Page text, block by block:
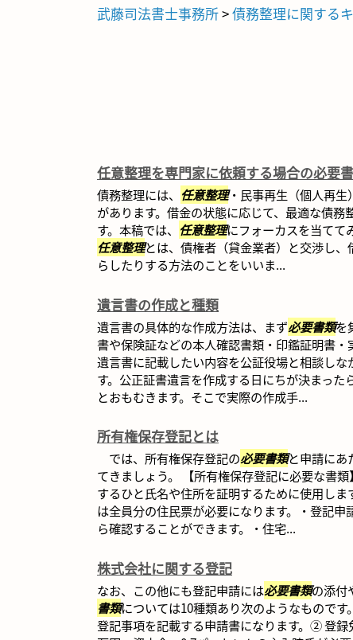
武藤司法書士事務所>債務整理に関する
任意整理を専門家に依頼する場合の必要
債務整理には、 任意整理・民事再生（個人再
があります。借金の状態に応じて、最適な債務
す。本稿では、 任意整理にフォーカスを当てて
任意整理とは、債権者（貸金業者）と交渉し
らしたりする方法のことをいいま...
遺言書の作成と種類
遺言書の具体的な作成方法は、まず必要書類を
書や保険証などの本人確認書類・印鑑証明書・
遺言書に記載したい内容を公証役場と相談し
す。公正証書遺言を作成する日にちが決まっ
とおもむきます。そこで実際の作成手...
所有権保存登記とは
では、所有権保存登記の必要書類と申請にあ
てきましょう。 【所有権保存登記に必要な書
するひと氏名や住所を証明するために使用し
は全員分の住民票が必要になります。・登記
ら確認することができます。・住宅...
株式会社に関する登記
なお、この他にも登記申請には必要書類の添付
書類については10種類あり次のようなもので
登記事項を記載する申請書になります。② 登